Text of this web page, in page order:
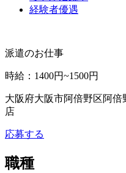
経験者優遇
派遣のお仕事
時給 ： 1400円~1500円
大阪府大阪市阿倍野区阿倍
店
応募する
職種